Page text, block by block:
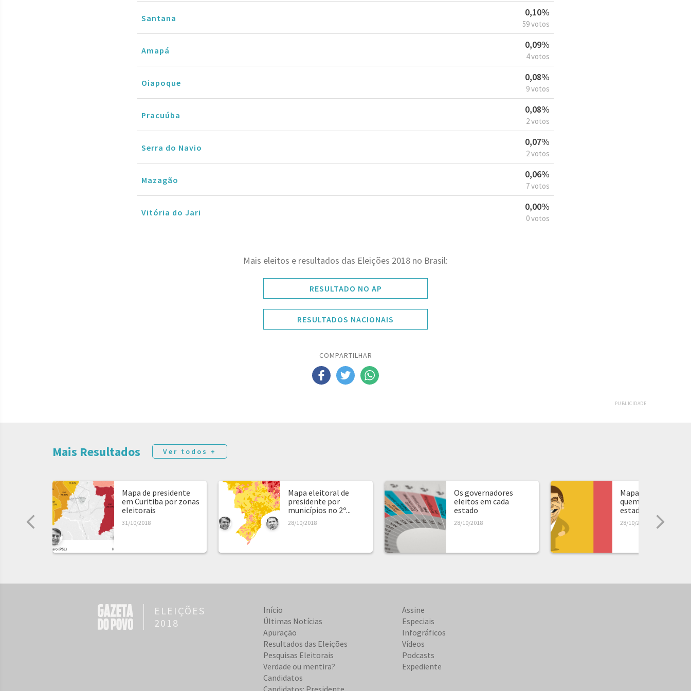
Santana
0,10%
59 votos
Amapá
0,09%
4 votos
Oiapoque
0,08%
9 votos
Pracuúba
0,08%
2 votos
Serra do Navio
0,07%
2 votos
Mazagão
0,06%
7 votos
Vitória do Jari
0,00%
0 votos
Mais eleitos e resultados das Eleições 2018 no Brasil:
RESULTADO NO AP
RESULTADOS NACIONAIS
COMPARTILHAR
PUBLICIDADE
Mais Resultados Ver todos +
Mapa de presidente
em Curitiba por zonas
eleitorais
31/10/2018
Mapa eleitoral de
presidente por
municípios no 2º...
28/10/2018
Os governadores
eleitos em cada
estado
28/10/2018
Mapa de presidente:
quem ganhou em
estado...
28/10/2018
ELEIÇÕES
2018
Início
Últimas Notícias
Apuração
Resultados das Eleições
Pesquisas Eleitorais
Verdade ou mentira?
Candidatos
Candidatos: Presidente
Assine
Especiais
Infográficos
Vídeos
Podcasts
Expediente